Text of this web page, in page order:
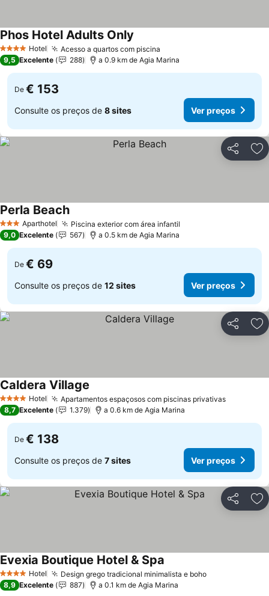
4 EstrelasHotel Acesso a quartos com piscina
Phos Hotel Adults Only
9,5 Excelente 288 a 0.9 km de Agia Marina
De € 153
Consulte os preços de 8 sites Ver preços
Partilhar
3 EstrelasAparthotel Piscina exterior com área infantil
Perla Beach
9,0 Excelente 567 a 0.5 km de Agia Marina
De € 69
Consulte os preços de 12 sites Ver preços
Partilhar
4 EstrelasHotel Apartamentos espaçosos com piscinas privativas
Caldera Village
8,7 Excelente 1.379 a 0.6 km de Agia Marina
De € 138
Consulte os preços de 7 sites Ver preços
Partilhar
4 EstrelasHotel Design grego tradicional minimalista e boho
Evexia Boutique Hotel & Spa
8,9 Excelente 887 a 0.1 km de Agia Marina